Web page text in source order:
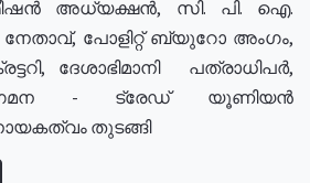
അധ്യക്ഷൻ, സി. പി. ഐ.
പോളിറ്റ് ബ്യുറോ അംഗം,
ദേശാഭിമാനി പത്രാധിപർ,
- ട്രേഡ് യൂണിയൻ
തുടങ്ങി